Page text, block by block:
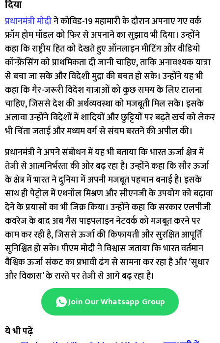
दिया
प्रधानमंत्री मोदीने कोविड-19 महामारी के दौरान अपनाए गए वर्क
फ्रॉम होम मॉडल को फिर से अपनाने का सुझाव भी दिया। उन्होंने
कहा कि राष्ट्रीय हित को देखते हुए ऑनलाइन मीटिंग और वीडियो
कॉन्फ्रेंसिंग को प्राथमिकता दी जानी चाहिए, ताकि अनावश्यक यात्रा
से बचा जा सके और विदेशी मुद्रा की बचत हो सके। उन्होंने यह भी
कहा कि गैर-जरूरी विदेश यात्राओं को कुछ समय के लिए टालना
चाहिए, जिससे देश की अर्थव्यवस्था को मजबूती मिल सके। इसके
अलावा उन्होंने विदेशों में शादियों और छुट्टियों पर बढ़ते खर्च को लेकर
भी चिंता जताई और मध्यम वर्ग से संयम बरतने की अपील की।
प्रधानमंत्री ने अपने संबोधन में यह भी बताया कि भारत ऊर्जा क्षेत्र में
तेजी से आत्मनिर्भरता की ओर बढ़ रहा है। उन्होंने कहा कि सौर ऊर्जा
के क्षेत्र में भारत ने दुनिया में अपनी मजबूत पहचान बनाई है। इसके
साथ ही पेट्रोल में एथनॉल मिश्रण और सीएनजी के उपयोग को बढ़ावा
देने के प्रयासों का भी जिक्र किया। उन्होंने कहा कि सरकार एलपीजी
कवरेज के बाद अब गैस पाइपलाइन नेटवर्क को मजबूत करने पर
काम कर रही है, जिससे ऊर्जा की किफायती और सुरक्षित आपूर्ति
सुनिश्चित हो सके। पीएम मोदी ने विश्वास जताया कि भारत वर्तमान
वैश्विक ऊर्जा संकट का प्रभावी ढंग से सामना कर रहा है और ‘सुधार
और विकास’ के रास्ते पर तेजी से आगे बढ़ रहा है।
Join Our Whatsapp Group
ये भी पढ़ें